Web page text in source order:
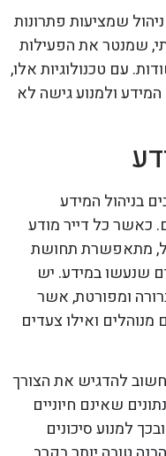
שמציעות פתרונות
שמנטר את הפעילות
עם טכנולוגיות אלו,
ולמנוע גישה לא
בניהול המידע
כאשר כל דייר מודע
מתאפשרת תחושת
שנעשו במידע. יש
ומפורטת, אשר
ואילו צעדים
להדגיש את הצורך
שאינם חיוניים
למנוע סיכונים